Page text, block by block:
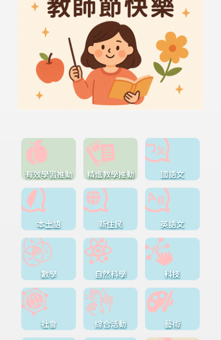
有效學習推動 精進教學推動 國語文
本土語 新住民 英語文
數學 自然科學 科技
社會 綜合活動 藝術